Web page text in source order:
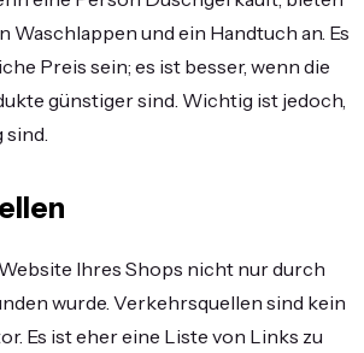
Waschlappen und ein Handtuch an. Es
Preis sein; es ist besser, wenn die
günstiger sind. Wichtig ist jedoch,
sind.
Website Ihres Shops nicht nur durch
wurde. Verkehrsquellen sind kein
Es ist eher eine Liste von Links zu